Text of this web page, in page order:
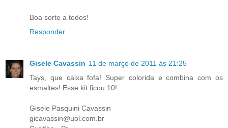
Boa sorte a todos!
Responder
Gisele Cavassin 11 de março de 2011 às 21:25
Tays, que caixa fofa! Super colorida e combina com os
esmaltes! Esse kit ficou 10!
Gisele Pasquini Cavassin
gicavassin@uol.com.br